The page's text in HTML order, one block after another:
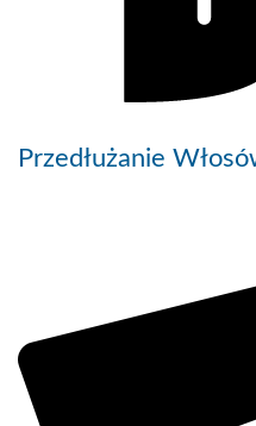
Przedłużanie